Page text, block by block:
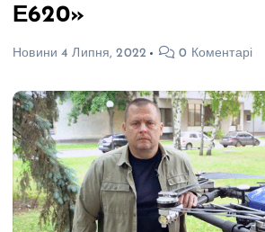
Е620»
Новини 4 Липня, 2022 0 Коментарі